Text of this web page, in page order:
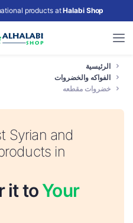
products atHalabi Shop
الرئيسية
الفواكه والخضروات
خضروات مقطعه
Syrian and
in
it toYour